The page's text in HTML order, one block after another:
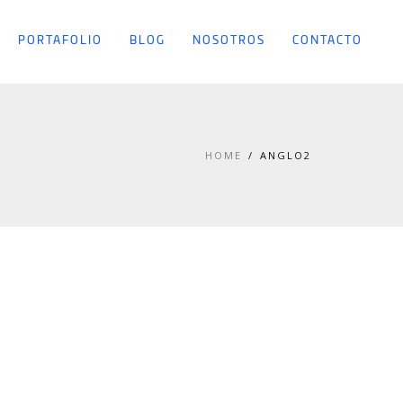
PORTAFOLIO BLOG NOSOTROS CONTACTO
HOME ANGLO2